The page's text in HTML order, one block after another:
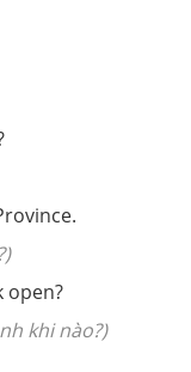
open?
khi nào?)